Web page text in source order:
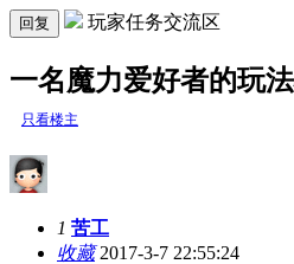
回复 玩家任务交流区
一名魔力爱好者的玩
只看楼主
1 苦工
收藏2017-3-7 22:55:24